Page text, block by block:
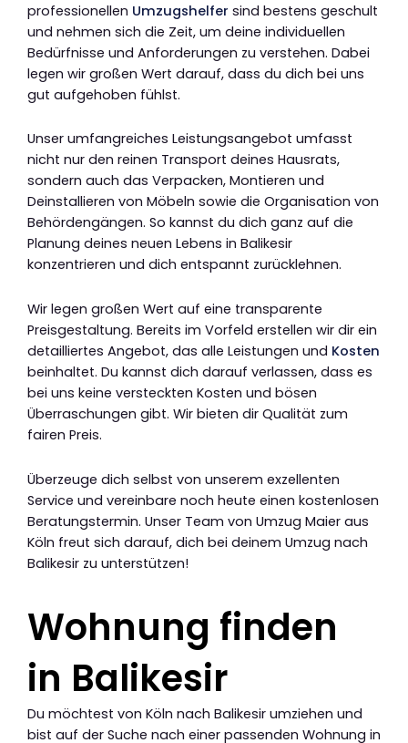
professionellen Umzugshelfer sind bestens geschult
und nehmen sich die Zeit, um deine individuellen
Bedürfnisse und Anforderungen zu verstehen. Dabei
legen wir großen Wert darauf, dass du dich bei uns
gut aufgehoben fühlst.
Unser umfangreiches Leistungsangebot umfasst
nicht nur den reinen Transport deines Hausrats,
sondern auch das Verpacken, Montieren und
Deinstallieren von Möbeln sowie die Organisation von
Behördengängen. So kannst du dich ganz auf die
Planung deines neuen Lebens in Balikesir
konzentrieren und dich entspannt zurücklehnen.
Wir legen großen Wert auf eine transparente
Preisgestaltung. Bereits im Vorfeld erstellen wir dir ein
detailliertes Angebot, das alle Leistungen und Kosten
beinhaltet. Du kannst dich darauf verlassen, dass es
bei uns keine versteckten Kosten und bösen
Überraschungen gibt. Wir bieten dir Qualität zum
fairen Preis.
Überzeuge dich selbst von unserem exzellenten
Service und vereinbare noch heute einen kostenlosen
Beratungstermin. Unser Team von Umzug Maier aus
Köln freut sich darauf, dich bei deinem Umzug nach
Balikesir zu unterstützen!
Wohnung finden
in Balikesir
Du möchtest von Köln nach Balikesir umziehen und
bist auf der Suche nach einer passenden Wohnung in